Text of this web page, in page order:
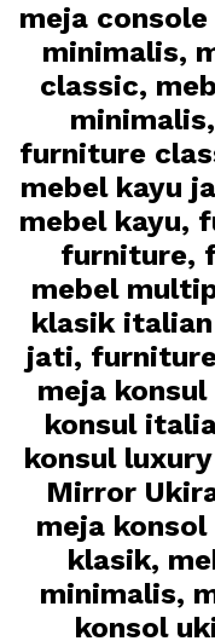
meja
minimalis,
classic,
furniture
mebel kayu
mebel kayu,
furniture,
mebel
klasik
jati,
meja
konsul
konsul
Mirror
meja
klasik,
minimalis,
konsol